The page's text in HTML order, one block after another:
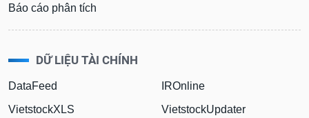
Báo cáo phân tích
DỮ LIỆU TÀI CHÍNH
DataFeed
VietstockXLS
IROnline
VietstockUpdater